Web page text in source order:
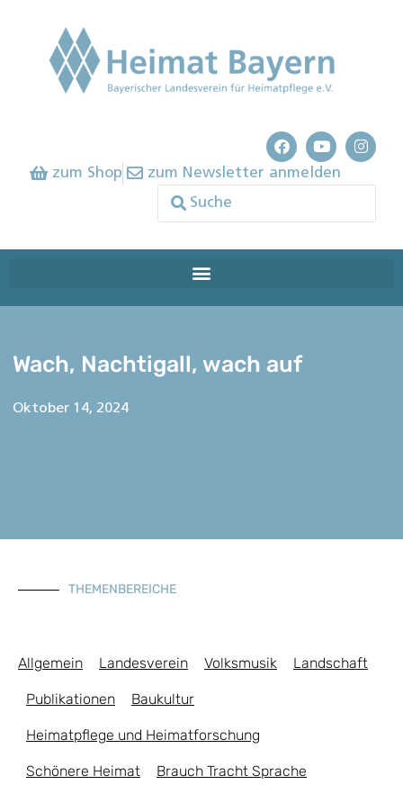
zum Shop zum Newsletter anmelden
Wach, Nachtigall, wach auf
Oktober 14, 2024
THEMENBEREICHE
Allgemein Landesverein Volksmusik Landschaft
Publikationen Baukultur
Heimatpflege und Heimatforschung
Schönere Heimat Brauch Tracht Sprache